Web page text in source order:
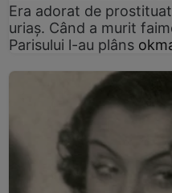
Era adorat de
uriaș. Când a murit
Parisului l-au plâns